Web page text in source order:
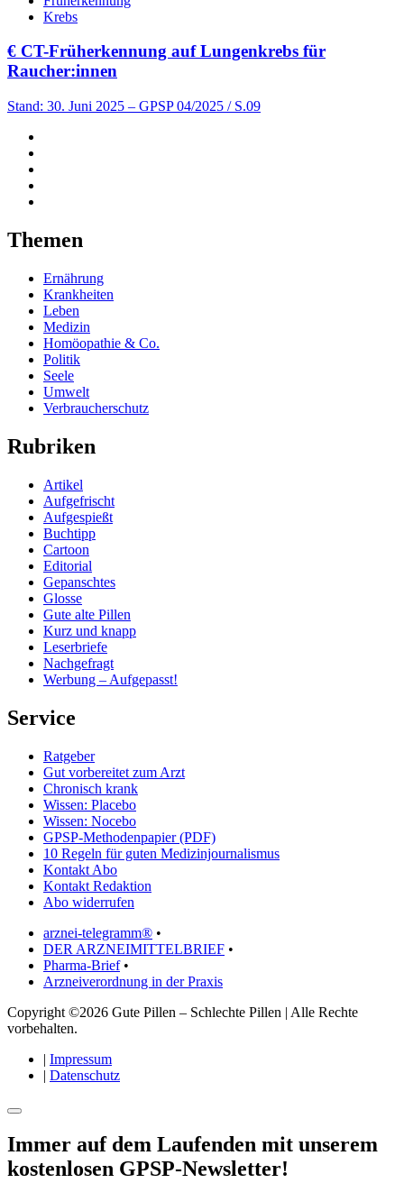
Krebs
€ CT-Früherkennung auf Lungenkrebs für
Raucher:innen
Stand: 30. Juni 2025 – GPSP 04/2025 / S.09
Themen
Ernährung
Krankheiten
Leben
Medizin
Homöopathie & Co.
Politik
Seele
Umwelt
Verbraucherschutz
Rubriken
Artikel
Aufgefrischt
Aufgespießt
Buchtipp
Cartoon
Editorial
Gepanschtes
Glosse
Gute alte Pillen
Kurz und knapp
Leserbriefe
Nachgefragt
Werbung – Aufgepasst!
Service
Ratgeber
Gut vorbereitet zum Arzt
Chronisch krank
Wissen: Placebo
Wissen: Nocebo
GPSP-Methodenpapier (PDF)
10 Regeln für guten Medizinjournalismus
Kontakt Abo
Kontakt Redaktion
Abo widerrufen
arznei-telegramm® •
DER ARZNEIMITTELBRIEF •
Pharma-Brief•
Arzneiverordnung in der Praxis
Copyright ©2026 Gute Pillen – Schlechte Pillen | Alle Rechte
vorbehalten.
| Impressum
| Datenschutz
Immer auf dem Laufenden mit unserem
kostenlosen GPSP-Newsletter!